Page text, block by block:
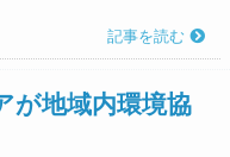
記事を読む
が地域内環境協